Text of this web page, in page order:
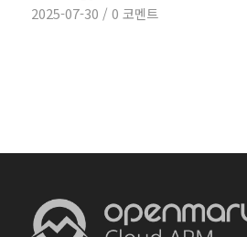
2025-07-30 / 0 코멘트